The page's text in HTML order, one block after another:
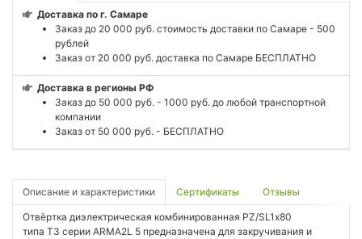
Доставка по г. Самаре
Заказ до 20 000 руб. стоимость доставки по Самаре - 500
рублей
Заказ от 20 000 руб. доставка по Самаре БЕСПЛАТНО
Доставка в регионы РФ
Заказ до 50 000 руб. - 1000 руб. до любой транспортной
компании
Заказ от 50 000 руб. - БЕСПЛАТНО
Описание и характеристики Сертификаты Отзывы
Отвёртка диэлектрическая комбинированная PZ/SL1х80
типа Т3 серии ARMA2L 5 предназначена для закручивания и